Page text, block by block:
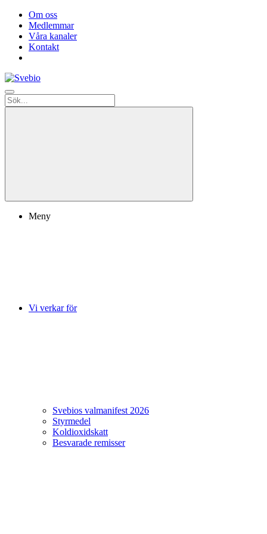
Om oss
Medlemmar
Våra kanaler
Kontakt
Meny
Vi verkar för
Svebios valmanifest 2026
Styrmedel
Koldioxidskatt
Besvarade remisser